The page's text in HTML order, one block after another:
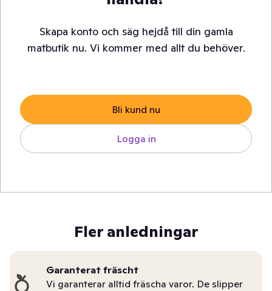
Skapa konto och säg hejdå till din gamla
matbutik nu. Vi kommer med allt du behöver.
Bli kund nu
Logga in
Fler anledningar
Garanterat fräscht
Vi garanterar alltid fräscha varor. De slipper